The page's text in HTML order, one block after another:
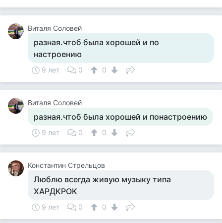
Виталя Соловей
разная.чтоб была хорошей и по
настроению
9 лет 0 0
Виталя Соловей
разная.чтоб была хорошей и понастроению
9 лет 0 0
Константин Стрельцов
Люблю всегда живую музыку типа
ХАРДКРОК
9 лет 0 0